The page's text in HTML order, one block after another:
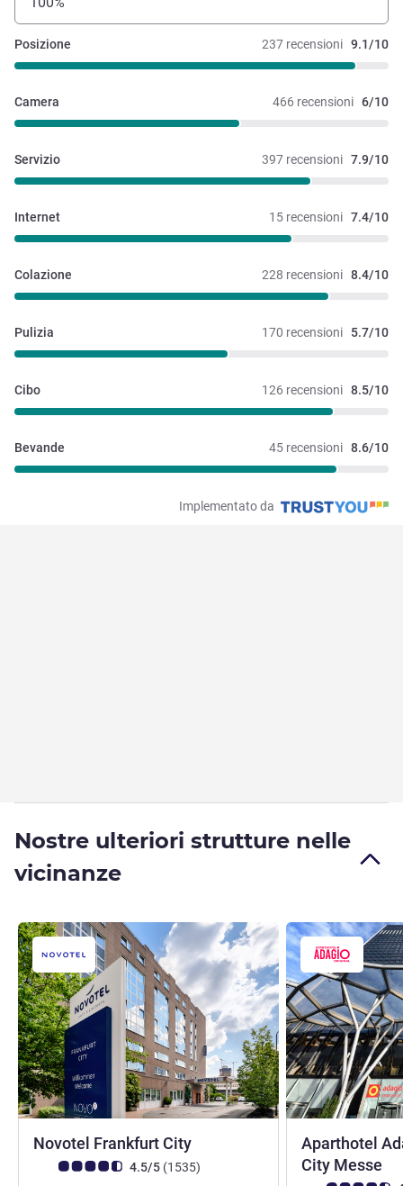
237 recensioni 9.1/10
Posizione
466 recensioni 6/10
Camera
397 recensioni 7.9/10
Servizio
15 recensioni 7.4/10
Internet
228 recensioni 8.4/10
Colazione
170 recensioni 5.7/10
Pulizia
126 recensioni 8.5/10
Cibo
45 recensioni 8.6/10
Bevande
Implementato da
Nostre ulteriori strutture nelle
vicinanze
Novotel Frankfurt City
Giudizio clienti (Valutazione ALL)
4.5/5 (1535recensioni
)
Aparthotel
City Messe